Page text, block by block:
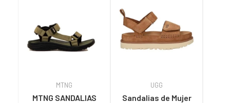
MTNG
MTNG SANDALIAS
UGG
Sandalias de Mujer